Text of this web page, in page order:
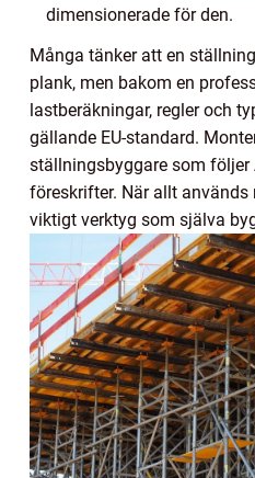
dimensionerade för den.
Många tänker att en
plank, men bakom en
lastberäkningar, regler och
gällande EU-standard.
ställningsbyggare som följer
föreskrifter. När allt
viktigt verktyg som själva